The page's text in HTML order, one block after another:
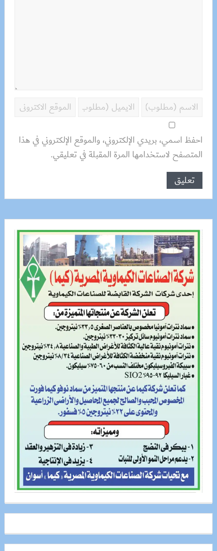
احفظ اسمي، بريدي الإلكتروني، والموقع الإلكتروني في هذا
المتصفح لاستخدامها المرة المقبلة في تعليقي.